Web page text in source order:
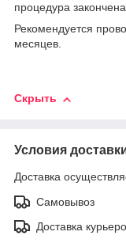
процедура
Рекомендуется
месяцев.
Скрыть
Условия
Доставка
Самовывоз
Доставка